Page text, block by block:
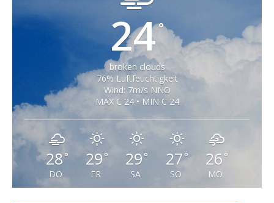
24°
broken clouds
76% Luftfeuchtigkeit
Wind: 7m/s NNO
MAX C 24 • MIN C 24
28°
DO
29 °
FR
29 °
SA
27°
SO
26 °
MO